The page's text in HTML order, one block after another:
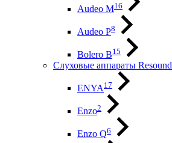
Audeo М16
Audeo P8
Bolero B15
Слуховые аппараты Resound
ENYA 17
Enzo2
Enzo Q6